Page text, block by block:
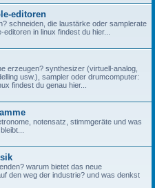
editoren
schneiden, die laustärke oder samplerate
in linux findest du hier...
erzeugen? synthesizer (virtuell-analog,
usw.), sampler oder drumcomputer:
findest du genau hier...
notensatz, stimmgeräte und was
warum bietet das neue
den weg der industrie? und was denkst